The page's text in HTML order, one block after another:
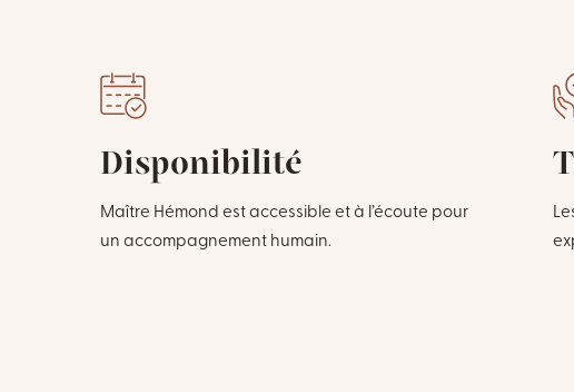
Disponibilité
Maître Hémond est accessible et à l’écoute pour
un accompagnement humain.